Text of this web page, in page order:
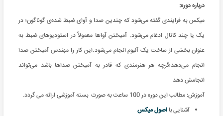
درباره دوره:
میکس به فرایندی گفته می‌شود که چندین صدا و آوای ضبط ‌شده‌ی گوناگون؛ در
یک یا چند کانال ادغام می‌شود. آمیختن آواها معمولاً در استودیوهای ضبط به
عنوان بخشی از ساخت یک آلبوم انجام می‌شود.این کار را مهندس آمیختن صدا
انجام می‌دهد؛گرچه هر هنرمندی که قادر به آمیختن صداها باشد می‌تواند
انجامش دهد
آموزش: مطالب این دوره در 100 ساعت به صورت بسته آموزشی ارائه می گردد
.
آشنایی با اصول میکس